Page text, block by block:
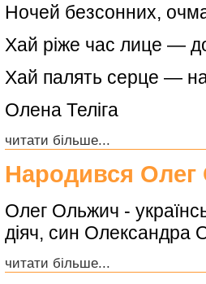
Ночей безсонних,
Хай ріже час лице —
Хай палять серце —
Олена Теліга
читати більше...
Народився
Олег Ольжич -
діяч, син Олександра
читати більше...